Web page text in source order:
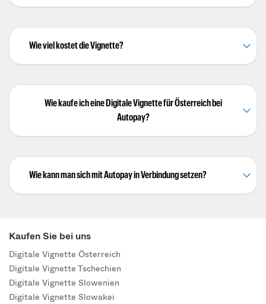
Wie viel kostet die Vignette?
Wie kaufe ich eine Digitale Vignette für Österreich bei
Autopay?
Wie kann man sich mit Autopay in Verbindung setzen?
Kaufen Sie bei uns
Digitale Vignette Österreich
Digitale Vignette Tschechien
Digitale Vignette Slowenien
Digitale Vignette Slowakei